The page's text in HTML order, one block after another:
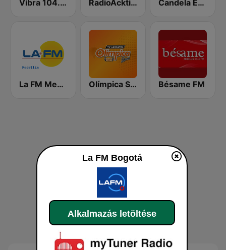
Vibra 104.9 FM RadioAcktiva Bogotá Candela Estereo 101.9 FM
La FM Medellín Olímpica Stereo - Medellín 104.9 FM Bésame FM
La FM Bogotá
Alkalmazás letöltése